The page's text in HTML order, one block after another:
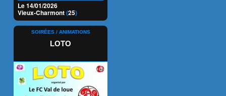
Le 14/01/2026
Vieux-Charmont(25)
SOIRÉES / ANIMATIONS
LOTO